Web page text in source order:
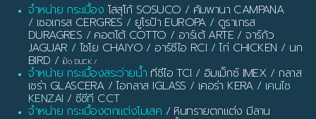
จำหน่าย กระเบื้อง โสสุโก้ SOSUCO / คัมพานา CAMPANA
/ เซอเกรส CERGRES / ยูโรป้า EUROPA/ ดูราเกรส
DURAGRES / คอตโต้ COTTO / อาร์เต้ ARTE /จาร์กัว
JAGUAR / ไชโย CHAIYO / อาร์ซีไอ RCI /ไก่ CHICKEN / นก
BIRD / เป็ด DUCK /
จำหน่าย กระเบื้องสระว่ายน้ำ ทีซีไอ TCI / อิมเม็กซ์ IMEX/ กลาส
เซร่า GLASCERA/ไอกลาส IGLASS / เคอร่า KERA/ เคนไซ
KENZAI / ซีซีที CCT
จำหน่าย กระเบื้องตกแต่งโมเสค / หินทรายตกแต่ง มีลาน